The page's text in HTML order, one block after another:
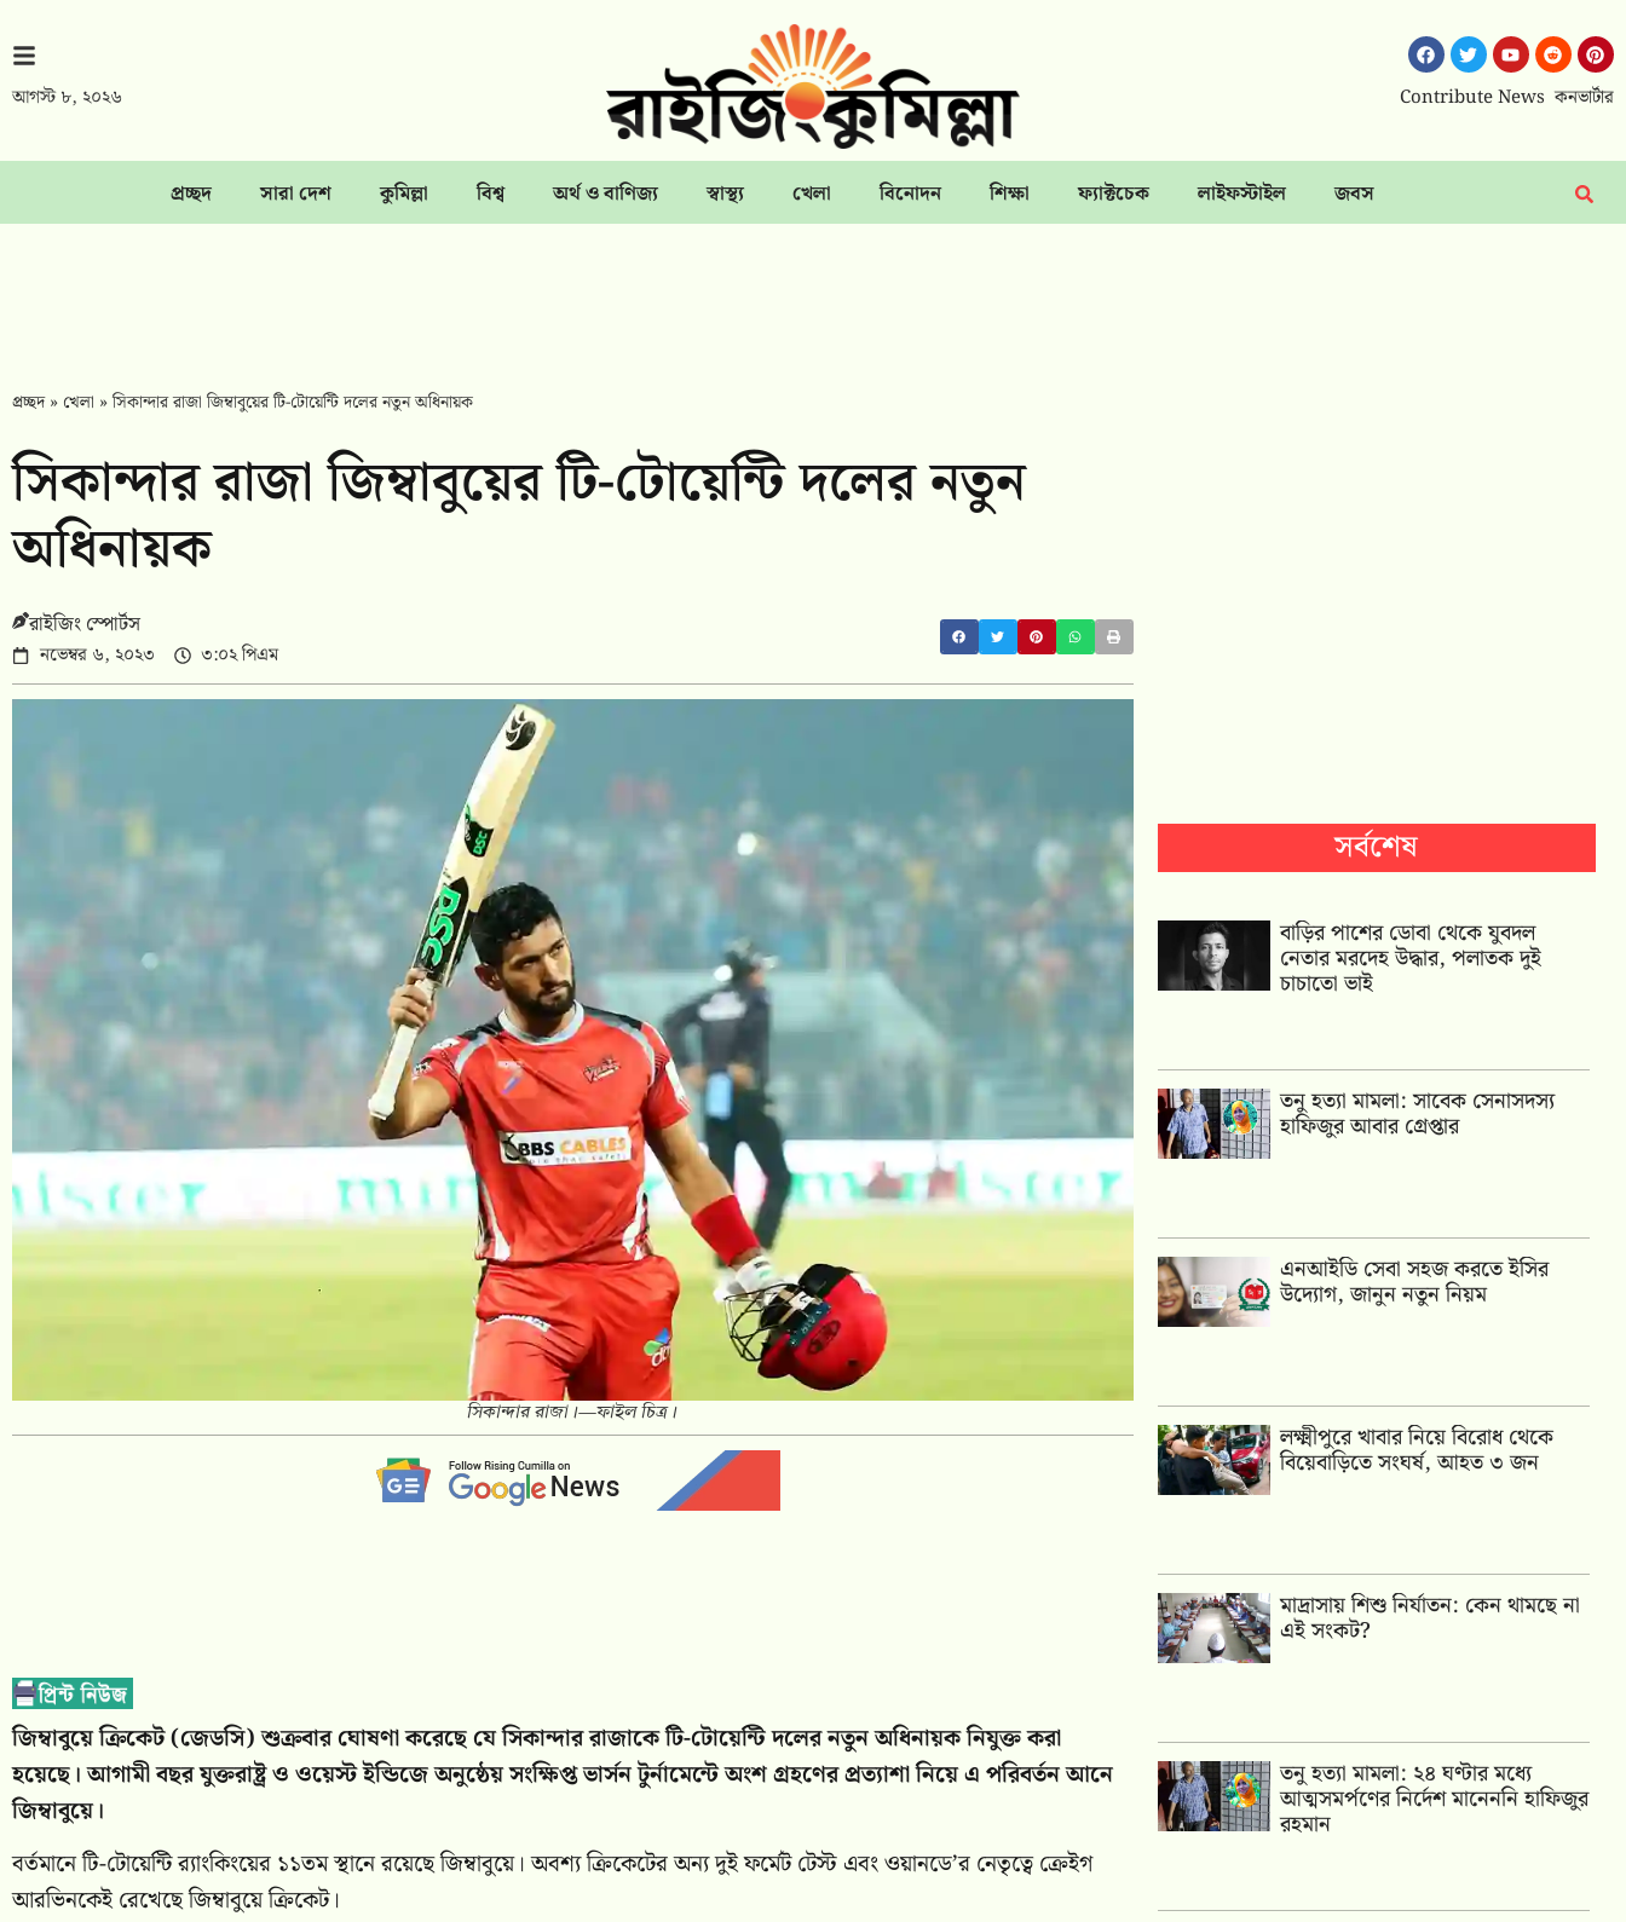
আগস্ট ৮, ২০২৬ Contribute News কনভার্টার
প্রচ্ছদ সারা দেশ কুমিল্লা বিশ্ব অর্থ ও বাণিজ্য স্বাস্থ্য খেলা বিনোদন শিক্ষা ফ্যাক্টচেক লাইফস্টাইল জবস
প্রচ্ছদ» খেলা »সিকান্দার রাজা জিম্বাবুয়ের টি-টোয়েন্টি দলের নতুন অধিনায়ক
সিকান্দার রাজা জিম্বাবুয়ের টি-টোয়েন্টি দলের নতুন
অধিনায়ক
রাইজিং স্পোর্টস
নভেম্বর ৬, ২০২৩ ৩:০২ পিএম
সিকান্দার রাজা।—ফাইল চিত্র।
জিম্বাবুয়ে ক্রিকেট (জেডসি) শুক্রবার ঘোষণা করেছে যে সিকান্দার রাজাকে টি-টোয়েন্টি দলের নতুন অধিনায়ক নিযুক্ত করা
হয়েছে। আগামী বছর যুক্তরাষ্ট্র ও ওয়েস্ট ইন্ডিজে অনুষ্ঠেয় সংক্ষিপ্ত ভার্সন টুর্নামেন্টে অংশ গ্রহণের প্রত্যাশা নিয়ে এ পরিবর্তন আনে
জিম্বাবুয়ে।
বর্তমানে টি-টোয়েন্টি র‌্যাংকিংয়ের ১১তম স্থানে রয়েছে জিম্বাবুয়ে। অবশ্য ক্রিকেটের অন্য দুই ফর্মেট টেস্ট এবং ওয়ানডে’র নেতৃত্বে ক্রেইগ
আরভিনকেই রেখেছে জিম্বাবুয়ে ক্রিকেট।
সর্বশেষ
বাড়ির পাশের ডোবা থেকে যুবদল
নেতার মরদেহ উদ্ধার, পলাতক দুই
চাচাতো ভাই
তনু হত্যা মামলা: সাবেক সেনাসদস্য
হাফিজুর আবার গ্রেপ্তার
এনআইডি সেবা সহজ করতে ইসির
উদ্যোগ, জানুন নতুন নিয়ম
লক্ষ্মীপুরে খাবার নিয়ে বিরোধ থেকে
বিয়েবাড়িতে সংঘর্ষ, আহত ৩ জন
মাদ্রাসায় শিশু নির্যাতন: কেন থামছে না
এই সংকট?
তনু হত্যা মামলা: ২৪ ঘণ্টার মধ্যে
আত্মসমর্পণের নির্দেশ মানেননি হাফিজুর
রহমান